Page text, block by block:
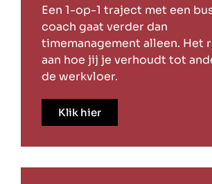
Een 1-op-1 traject met een
coach gaat verder dan
timemanagement alleen. Het
aan hoe jij je verhoudt tot
de werkvloer.
Klik hier